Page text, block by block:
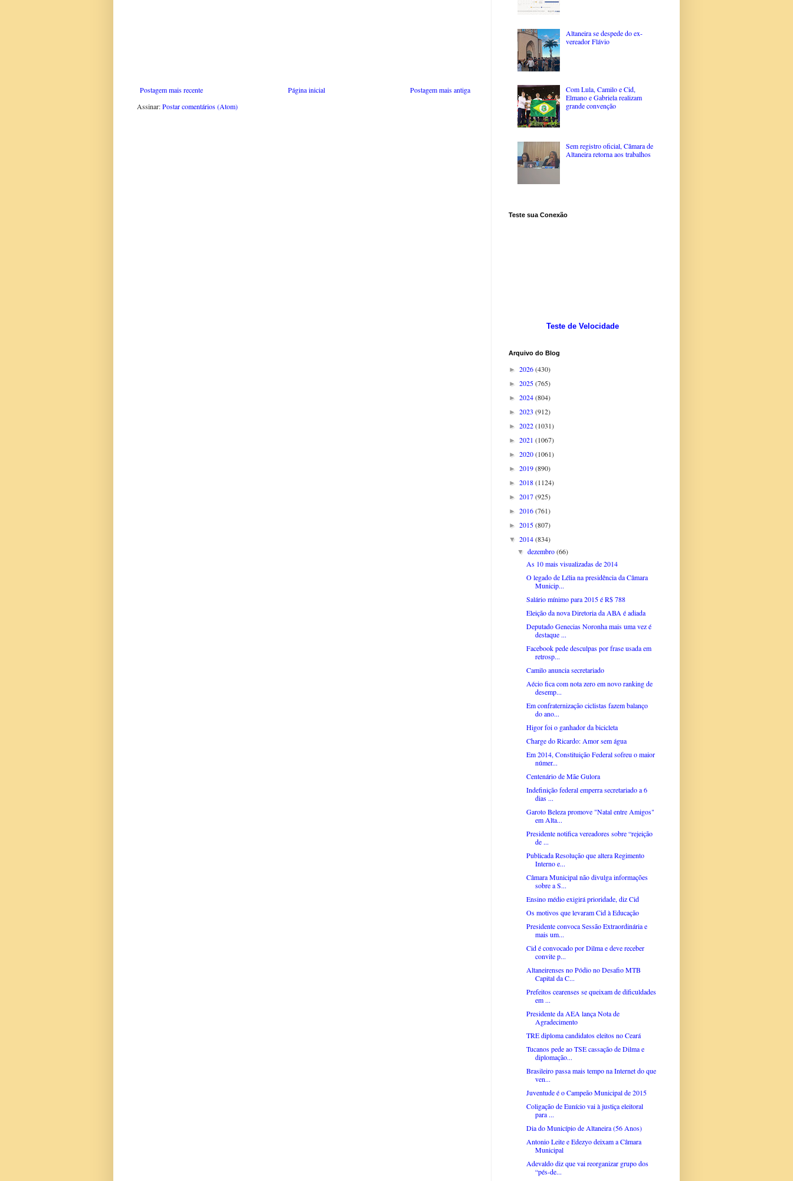
Postagem mais recente Postagem mais antiga
Página inicial
Assinar:Postar comentários (Atom)
Altaneira se despede do ex-
vereador Flávio
Com Lula, Camilo e Cid,
Elmano e Gabriela realizam
grande convenção
Sem registro oficial, Câmara de
Altaneira retorna aos trabalhos
Teste sua Conexão
Teste de Velocidade
Arquivo do Blog
► 2026(430)
► 2025(765)
► 2024(804)
► 2023 (912)
► 2022(1031)
► 2021 (1067)
► 2020(1061)
► 2019(890)
► 2018(1124)
► 2017(925)
► 2016(761)
► 2015(807)
▼ 2014(834)
▼dezembro(66)
As 10 mais visualizadas de 2014
O legado de Lélia na presidência da Câmara
Municip...
Salário mínimo para 2015 é R$ 788
Eleição da nova Diretoria da ABA é adiada
Deputado Genecias Noronha mais uma vez é
destaque ...
Facebook pede desculpas por frase usada em
retrosp...
Camilo anuncia secretariado
Aécio fica com nota zero em novo ranking de
desemp...
Em confraternização ciclistas fazem balanço
do ano...
Higor foi o ganhador da bicicleta
Charge do Ricardo: Amor sem água
Em 2014, Constituição Federal sofreu o maior
númer...
Centenário de Mãe Gulora
Indefinição federal emperra secretariado a 6
dias ...
Garoto Beleza promove "Natal entre Amigos"
em Alta...
Presidente notifica vereadores sobre “rejeição
de ...
Publicada Resolução que altera Regimento
Interno e...
Câmara Municipal não divulga informações
sobre a S...
Ensino médio exigirá prioridade, diz Cid
Os motivos que levaram Cid à Educação
Presidente convoca Sessão Extraordinária e
mais um...
Cid é convocado por Dilma e deve receber
convite p...
Altaneirenses no Pódio no Desafio MTB
Capital da C...
Prefeitos cearenses se queixam de dificuldades
em ...
Presidente da AEA lança Nota de
Agradecimento
TRE diploma candidatos eleitos no Ceará
Tucanos pede ao TSE cassação de Dilma e
diplomação...
Brasileiro passa mais tempo na Internet do que
ven...
Juventude é o Campeão Municipal de 2015
Coligação de Eunício vai à justiça eleitoral
para ...
Dia do Município de Altaneira (56 Anos)
Antonio Leite e Edezyo deixam a Câmara
Municipal
Adevaldo diz que vai reorganizar grupo dos
“pés-de...